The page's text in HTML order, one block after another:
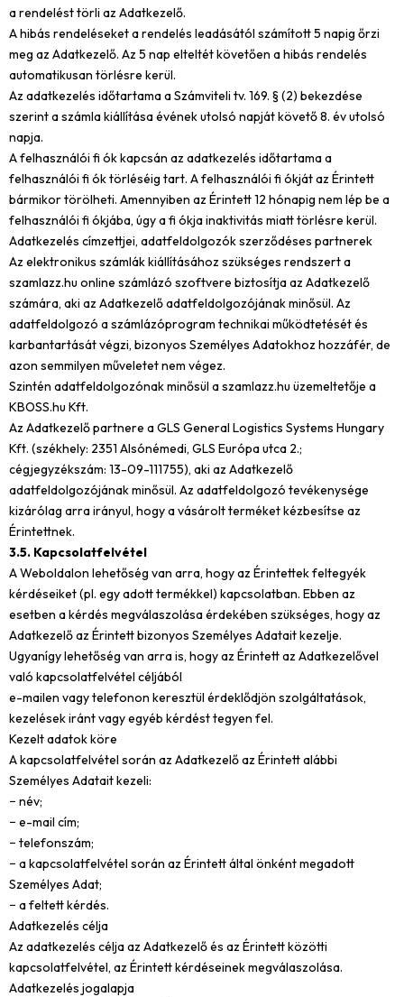
a rendelést törli az Adatkezelő.
A hibás rendeléseket a rendelés leadásától számított 5 napig őrzi
meg az Adatkezelő. Az 5 nap elteltét követően a hibás rendelés
automatikusan törlésre kerül.
Az adatkezelés időtartama a Számviteli tv. 169. § (2) bekezdése
szerint a számla kiállítása évének utolsó napját követő 8. év utolsó
napja.
A felhasználói fi ók kapcsán az adatkezelés időtartama a
felhasználói fi ók törléséig tart. A felhasználói fi ókját az Érintett
bármikor törölheti. Amennyiben az Érintett 12 hónapig nem lép be a
felhasználói fi ókjába, úgy a fi ókja inaktivitás miatt törlésre kerül.
Adatkezelés címzettjei, adatfeldolgozók szerződéses partnerek
Az elektronikus számlák kiállításához szükséges rendszert a
szamlazz.hu online számlázó szoftvere biztosítja az Adatkezelő
számára, aki az Adatkezelő adatfeldolgozójának minősül. Az
adatfeldolgozó a számlázóprogram technikai működtetését és
karbantartását végzi, bizonyos Személyes Adatokhoz hozzáfér, de
azon semmilyen műveletet nem végez.
Szintén adatfeldolgozónak minősül a szamlazz.hu üzemeltetője a
KBOSS.hu Kft.
Az Adatkezelő partnere a GLS General Logistics Systems Hungary
Kft. (székhely: 2351 Alsónémedi, GLS Európa utca 2.;
cégjegyzékszám: 13-09-111755), aki az Adatkezelő
adatfeldolgozójának minősül. Az adatfeldolgozó tevékenysége
kizárólag arra irányul, hogy a vásárolt terméket kézbesítse az
Érintettnek.
3.5. Kapcsolatfelvétel
A Weboldalon lehetőség van arra, hogy az Érintettek feltegyék
kérdéseiket (pl. egy adott termékkel) kapcsolatban. Ebben az
esetben a kérdés megválaszolása érdekében szükséges, hogy az
Adatkezelő az Érintett bizonyos Személyes Adatait kezelje.
Ugyanígy lehetőség van arra is, hogy az Érintett az Adatkezelővel
való kapcsolatfelvétel céljából
e-mailen vagy telefonon keresztül érdeklődjön szolgáltatások,
kezelések iránt vagy egyéb kérdést tegyen fel.
Kezelt adatok köre
A kapcsolatfelvétel során az Adatkezelő az Érintett alábbi
Személyes Adatait kezeli:
− név;
− e-mail cím;
− telefonszám;
− a kapcsolatfelvétel során az Érintett által önként megadott
Személyes Adat;
− a feltett kérdés.
Adatkezelés célja
Az adatkezelés célja az Adatkezelő és az Érintett közötti
kapcsolatfelvétel, az Érintett kérdéseinek megválaszolása.
Adatkezelés jogalapja